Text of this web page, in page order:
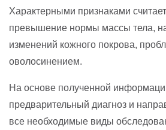
Характерными признаками
превышение нормы массы тела,
изменений кожного покрова,
оволосинением.
На основе полученной
предварительный диагноз и
все необходимые виды